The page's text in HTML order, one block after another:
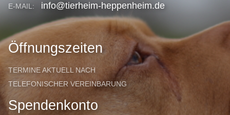
E-MAIL: info@tierheim-heppenheim.de
Öffnungszeiten
TERMINE AKTUELL NACH
TELEFONISCHER VEREINBARUNG
Spendenkonto